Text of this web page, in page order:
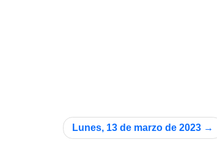
Lunes, 13 de marzo de 2023